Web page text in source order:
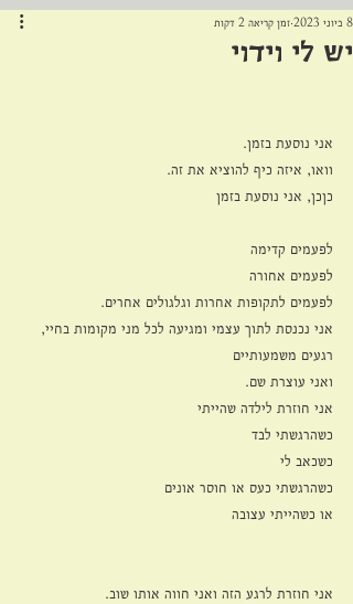
יש לי וידוי
8 ביוני 2023 זמן קריאה 2 דקות
אני נוסעת בזמן.
וואו, איזה כיף להוציא את זה.
כןכן, אני נוסעת בזמן
לפעמים קדימה
לפעמים אחורה
לפעמים לתקופות אחרות וגלגולים אחרים.
אני נכנסת לתוך עצמי ומגיעה לכל מני מקומות בחיי,
רגעים משמעותיים
ואני עוצרת שם.
אני חוזרת לילדה שהייתי
כשהרגשתי לבד
כשכאב לי
כשהרגשתי כעס או חוסר אונים
או כשהייתי עצובה
אני חוזרת לרגע הזה ואני חווה אותו שוב.